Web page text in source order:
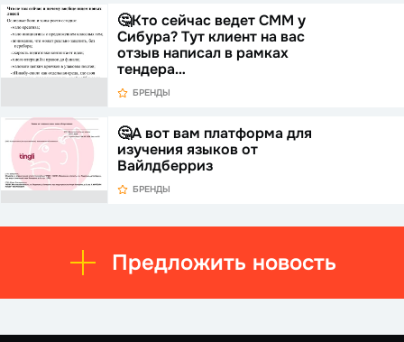
🤔Кто сейчас ведет СММ у
Сибура? Тут клиент на вас
отзыв написал в рамках
тендера…
БРЕНДЫ
🤔А вот вам платформа для
изучения языков от
Вайлдберриз
БРЕНДЫ
Предложить новость